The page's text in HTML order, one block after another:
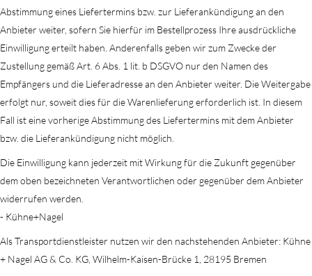
Abstimmung eines Liefertermins bzw. zur Lieferankündigung an den
Anbieter weiter, sofern Sie hierfür im Bestellprozess Ihre ausdrückliche
Einwilligung erteilt haben. Anderenfalls geben wir zum Zwecke der
Zustellung gemäß Art. 6 Abs. 1 lit. b DSGVO nur den Namen des
Empfängers und die Lieferadresse an den Anbieter weiter. Die Weitergabe
erfolgt nur, soweit dies für die Warenlieferung erforderlich ist. In diesem
Fall ist eine vorherige Abstimmung des Liefertermins mit dem Anbieter
bzw. die Lieferankündigung nicht möglich.
Die Einwilligung kann jederzeit mit Wirkung für die Zukunft gegenüber
dem oben bezeichneten Verantwortlichen oder gegenüber dem Anbieter
widerrufen werden.
- Kühne+Nagel
Als Transportdienstleister nutzen wir den nachstehenden Anbieter: Kühne
+ Nagel AG & Co. KG, Wilhelm-Kaisen-Brücke 1, 28195 Bremen